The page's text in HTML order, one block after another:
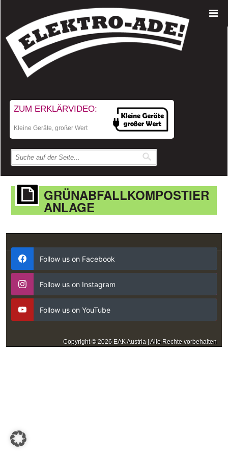
ZUM ERKLÄRVIDEO:
Kleine Geräte, großer Wert
GRÜNABFALLKOMPOSTIER
ANLAGE
Follow us on Facebook
Follow us on Instagram
Follow us on YouTube
Copyright © 2026 EAK Austria | Alle Rechte vorbehalten